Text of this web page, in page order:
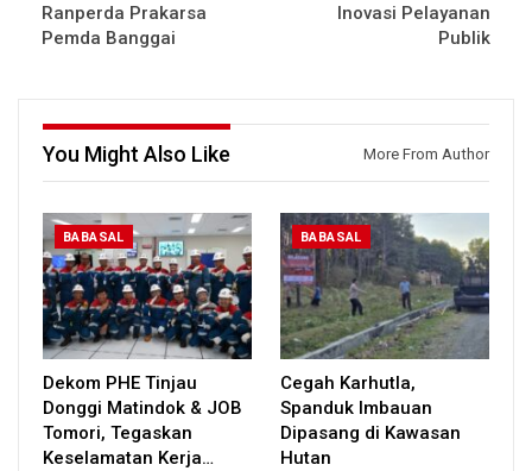
Ranperda Prakarsa
Pemda Banggai
Inovasi Pelayanan
Publik
You Might Also Like More From Author
BABASAL
Dekom PHE Tinjau
Donggi Matindok & JOB
Tomori, Tegaskan
Keselamatan Kerja…
BABASAL
Cegah Karhutla,
Spanduk Imbauan
Dipasang di Kawasan
Hutan